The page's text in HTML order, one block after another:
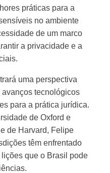
práticas para a
no ambiente
de um marco
a privacidade e a
uma perspectiva
tecnológicos
para a prática jurídica.
de Oxford e
de Harvard, Felipe
têm enfrentado
que o Brasil pode